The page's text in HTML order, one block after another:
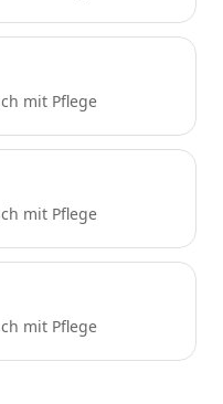
mit Pflege
mit Pflege
mit Pflege